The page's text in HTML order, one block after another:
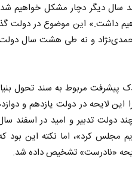
سال دیگر دچار مشکل خواهیم
داشت.» این موضوع در دولت
و نه طی هشت سال دولت
پیشرفت مربوط به سند تحول
لایحه در دولت یازدهم و
دولت تدبیر و امید در اسفند
مجلس کرد»، اما نکته این بود
«نادرست» تشخیص داده شد.